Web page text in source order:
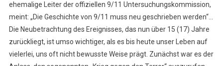
ehemalige Leiter der offiziellen 9/11 Untersuchungskommission,
meint: „Die Geschichte von 9/11 muss neu geschrieben werden“…
Die Neubetrachtung des Ereignisses, das nun über 15 (17) Jahre
zurückliegt, ist umso wichtiger, als es bis heute unser Leben auf
vielerlei, uns oft nicht bewusste Weise prägt. Zunächst war es der